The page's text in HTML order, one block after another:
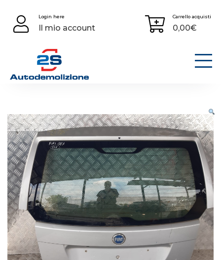
content
Login here
Il mio account
Carrello acquisti
0,00€